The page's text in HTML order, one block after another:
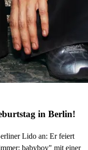
in Berlin!
Lido an: Er feiert
babyboy" mit einer